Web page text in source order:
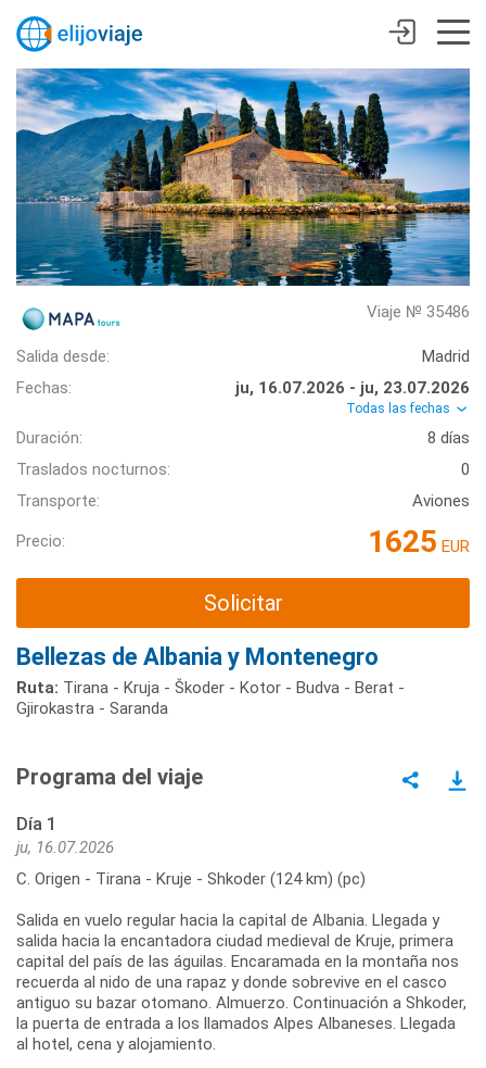
Viaje № 35486
Salida desde:
Madrid
Fechas:
ju, 16.07.2026 - ju, 23.07.2026
Todas las fechas
Duración:
8 días
Traslados nocturnos:
0
Transporte:
Aviones
Precio: 1625 EUR
Solicitar
Bellezas de Albania y Montenegro
Ruta: Tirana - Kruja - Škoder - Kotor - Budva - Berat -
Gjirokastra - Saranda
Programa del viaje
Día 1
ju, 16.07.2026
C. Origen - Tirana - Kruje - Shkoder (124 km) (pc)
Salida en vuelo regular hacia la capital de Albania. Llegada y
salida hacia la encantadora ciudad medieval de Kruje, primera
capital del país de las águilas. Encaramada en la montaña nos
recuerda al nido de una rapaz y donde sobrevive en el casco
antiguo su bazar otomano. Almuerzo. Continuación a Shkoder,
la puerta de entrada a los llamados Alpes Albaneses. Llegada